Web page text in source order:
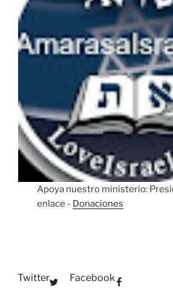
Apoya nuestro ministerio:
enlace - Donaciones
Twitter Facebook